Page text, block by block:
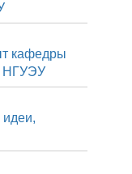
кафедры
НГУЭУ